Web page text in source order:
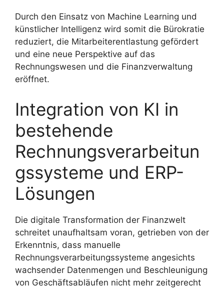
Durch den Einsatz von Machine Learning und
künstlicher Intelligenz wird somit die Bürokratie
reduziert, die Mitarbeiterentlastung gefördert
und eine neue Perspektive auf das
Rechnungswesen und die Finanzverwaltung
eröffnet.
Integration von KI in
bestehende
Rechnungsverarbeitun
gssysteme und ERP-
Lösungen
Die digitale Transformation der Finanzwelt
schreitet unaufhaltsam voran, getrieben von der
Erkenntnis, dass manuelle
Rechnungsverarbeitungssysteme angesichts
wachsender Datenmengen und Beschleunigung
von Geschäftsabläufen nicht mehr zeitgerecht